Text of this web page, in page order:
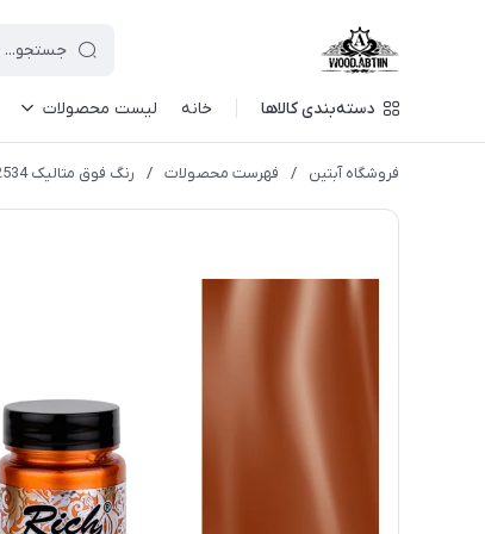
دسته‌بندی کالاها خانه لیست محصولات
فروشگاه آبتین / فهرست محصولات / رنگ فوق متالیک 2534